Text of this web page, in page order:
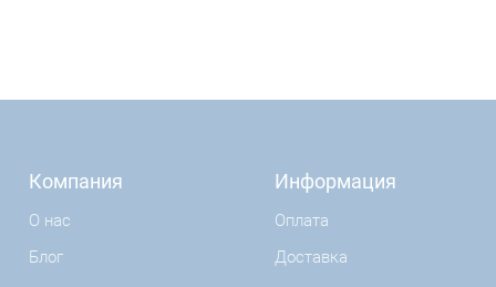
Компания
О нас
Блог
Информация
Оплата
Доставка